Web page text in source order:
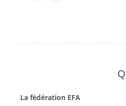
La fédération EFA